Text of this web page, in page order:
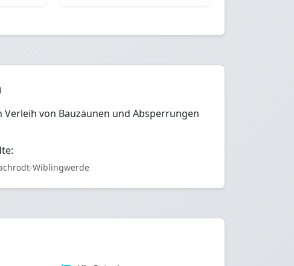
von Bauzäunen und Absperrungen
Wiblingwerde